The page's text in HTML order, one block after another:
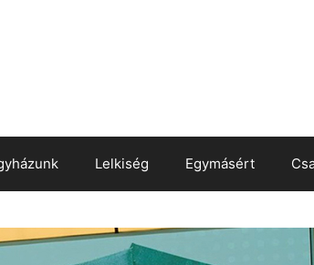
Lelkiség Egymásért